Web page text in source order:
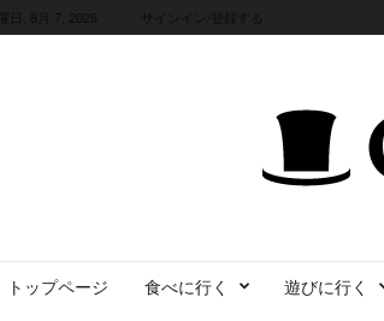
曜日, 8月 7, 2026
トップページ 食べに行く 遊びに行く